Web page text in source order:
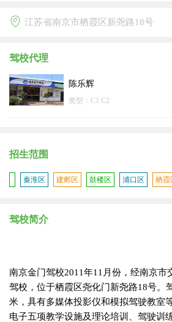
江苏省南京市栖霞区新尧路18号
驾校代理
陈乐辉
类型：C1 C2
招生范围
秦淮区 建邺区 鼓楼区 浦口区 栖霞
驾校简介
南京金门驾校2011年11月份，经南京市
驾校，位于栖霞区尧化门新尧路18号。
米，具有多媒体投影仪和模拟驾驶教室
电子五项教学设施及理论培训、驾驶训